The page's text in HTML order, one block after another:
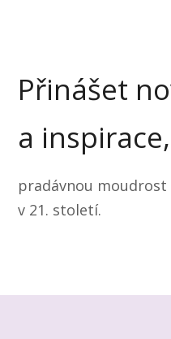
Přinášet
a inspirace,
pradávnou
v 21. století.